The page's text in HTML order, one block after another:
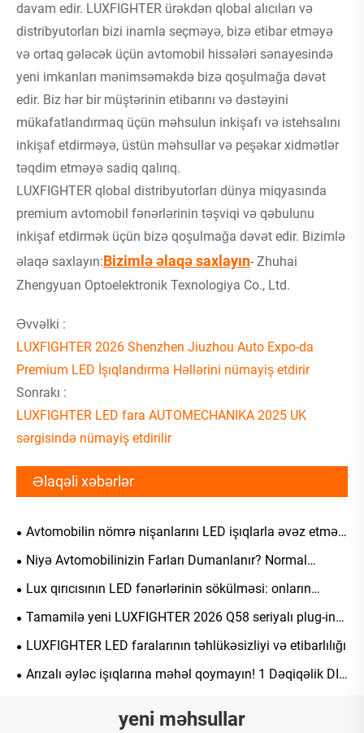
davam edir. LUXFIGHTER ürəkdən qlobal alıcıları və
distribyutorları bizi inamla seçməyə, bizə etibar etməyə
və ortaq gələcək üçün avtomobil hissələri sənayesində
yeni imkanları mənimsəməkdə bizə qoşulmağa dəvət
edir. Biz hər bir müştərinin etibarını və dəstəyini
mükafatlandırmaq üçün məhsulun inkişafı və istehsalını
inkişaf etdirməyə, üstün məhsullar və peşəkar xidmətlər
təqdim etməyə sadiq qalırıq.
LUXFIGHTER qlobal distribyutorları dünya miqyasında
premium avtomobil fənərlərinin təşviqi və qəbulunu
inkişaf etdirmək üçün bizə qoşulmağa dəvət edir. Bizimlə
əlaqə saxlayın:Bizimlə əlaqə saxlayın- Zhuhai
Zhengyuan Optoelektronik Texnologiya Co., Ltd.
Əvvəlki :
LUXFIGHTER 2026 Shenzhen Jiuzhou Auto Expo-da
Premium LED İşıqlandırma Həllərini nümayiş etdirir
Sonrakı :
LUXFIGHTER LED fara AUTOMECHANIKA 2025 UK
sərgisində nümayiş etdirilir
Əlaqəli xəbərlər
Avtomobilin nömrə nişanlarını LED işıqlarla əvəz etmək
olarmı?
Niyə Avtomobilinizin Farları Dumanlanır? Normal
hadisələri nasazlıqlardan ayırın, həll yolları və texniki
Lux qırıcısının LED fənərlərinin sökülməsi: onların
strukturunun, işıq yayma prinsiplərinin və əsas
Tamamilə yeni LUXFIGHTER 2026 Q58 seriyalı plug-in
LED avtomobil fənərləri rəsmi olaraq təqdim edildi.
LUXFIGHTER LED faralarının təhlükəsizliyi və etibarlılığı
Arızalı əyləc işıqlarına məhəl qoymayın! 1 Dəqiqəlik DIY
yeni məhsullar